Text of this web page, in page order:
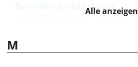
Buchhaltung Jobs in Leuna
Buchhaltung Jobs in Leutkirch
Buchhaltung Jobs in Lichtenfels
Buchhaltung Jobs in Lilienthal
Alle anzeigen
M